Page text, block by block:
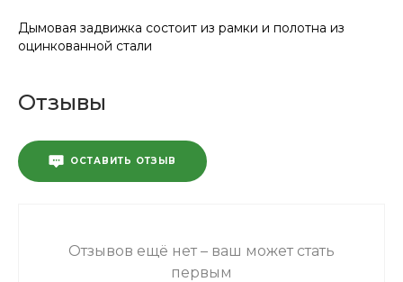
Дымовая задвижка состоит из рамки и полотна из
оцинкованной стали
Отзывы
ОСТАВИТЬ ОТЗЫВ
Отзывов ещё нет – ваш может стать
первым